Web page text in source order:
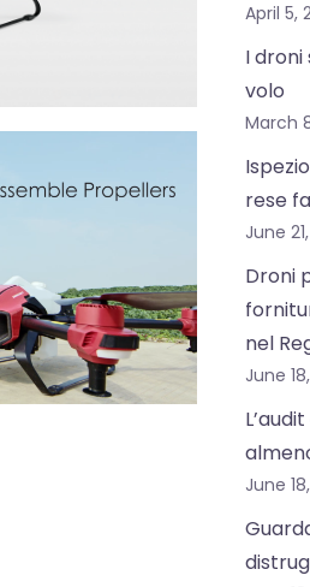
April 5,
I
volo
March
rese
June
Droni
nel
June
June